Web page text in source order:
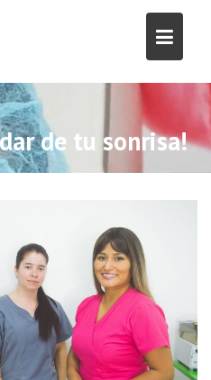
de tu sonrisa!